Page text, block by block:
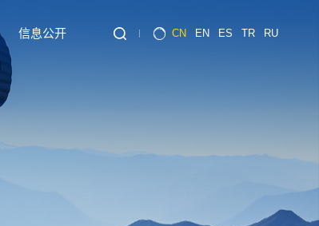
信息公开 CN EN ES TR RU